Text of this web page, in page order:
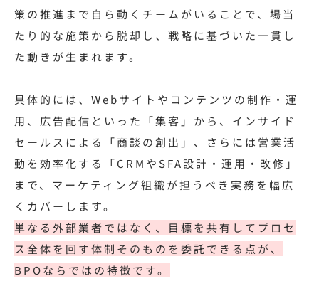
策の推進まで自ら動くチームがいることで、場当
たり的な施策から脱却し、戦略に基づいた一貫し
た動きが生まれます。
具体的には、Webサイトやコンテンツの制作・運
用、広告配信といった「集客」から、インサイド
セールスによる「商談の創出」、さらには営業活
動を効率化する「CRMやSFA設計・運用・改修」
まで、マーケティング組織が担うべき実務を幅広
くカバーします。
単なる外部業者ではなく、目標を共有してプロセ
ス全体を回す体制そのものを委託できる点が、
BPOならではの特徴です。